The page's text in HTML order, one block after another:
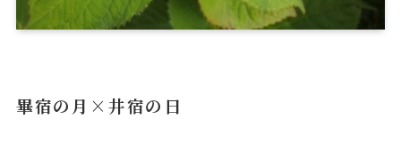
畢宿の月×井宿の日